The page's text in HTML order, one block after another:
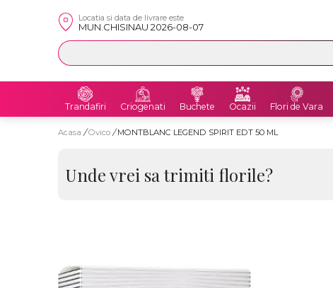
Locatia si data de livrare este
MUN.CHISINAU 2026-08-07
Trandafiri Criogenati Buchete Ocazii Flori de Vara
Acasa / Ovico / MONTBLANC LEGEND SPIRIT EDT 50 ML
Unde vrei sa trimiti florile?